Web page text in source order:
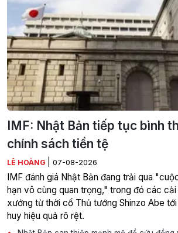
IMF: Nhật Bản tiếp tục bình
chính sách tiền tệ
LÊ HOÀNG 07-08-2026
IMF đánh giá Nhật Bản đang trải qua
hạn vô cùng quan trọng," trong đó các
xướng từ thời cố Thủ tướng Shinzo Abe
huy hiệu quả rõ rệt.